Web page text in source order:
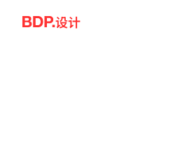
Skip to content
设计